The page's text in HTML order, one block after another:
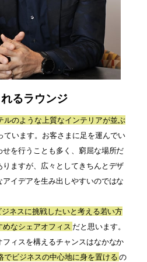
るラウンジ
ルのような上質なインテリアが並ぶ
ています。お客さまに足を運んでい
を行うことも多く、窮屈な場所だ
ますが、広々としてきちんとデザ
イデアを生み出しやすいのではな
ジネスに挑戦したいと考える若い方
なシェアオフィス だと思います。
ィスを構えるチャンスはなかなか
でビジネスの中心地に身を置けるの